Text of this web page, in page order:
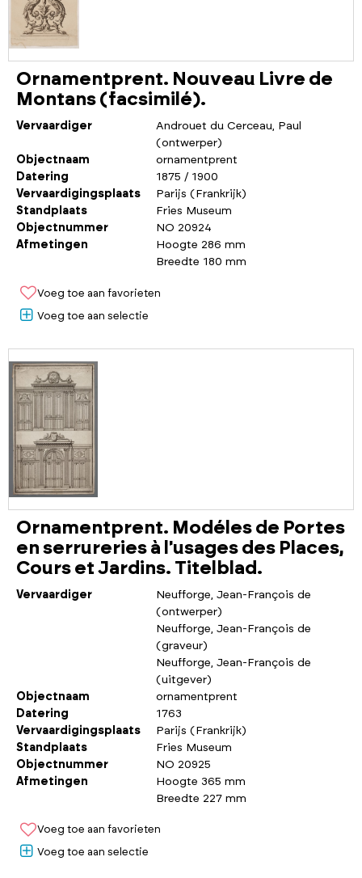
Ornamentprent. Nouveau Livre de
Montans (facsimilé).
Vervaardiger
Androuet du Cerceau, Paul
(ontwerper)
Objectnaam
ornamentprent
Datering
1875 / 1900
Vervaardigingsplaats
Parijs (Frankrijk)
Standplaats
Fries Museum
Objectnummer
NO 20924
Afmetingen
Hoogte 286 mm
Breedte 180 mm
Voeg toe aan favorieten
Voeg toe aan selectie
Ornamentprent. Modéles de Portes
en serrureries à l'usages des Places,
Cours et Jardins. Titelblad.
Vervaardiger
Neufforge, Jean-François de
(ontwerper)
Neufforge, Jean-François de
(graveur)
Neufforge, Jean-François de
(uitgever)
Objectnaam
ornamentprent
Datering
1763
Vervaardigingsplaats
Parijs (Frankrijk)
Standplaats
Fries Museum
Objectnummer
NO 20925
Afmetingen
Hoogte 365 mm
Breedte 227 mm
Voeg toe aan favorieten
Voeg toe aan selectie